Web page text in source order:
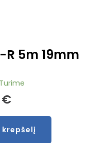
R 5m 19mm
Turime
€
krepšelį